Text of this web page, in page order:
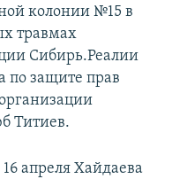
колонии №15 в
травмах
Сибирь.Реалии
по защите прав
Титиев.
апреля Хайдаева